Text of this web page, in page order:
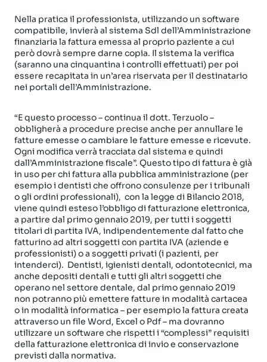
Nella pratica il professionista, utilizzando un software
compatibile, invierà al sistema Sdl dell’Amministrazione
finanziaria la fattura emessa al proprio paziente a cui
però dovrà sempre darne copia. Il sistema la verifica
(saranno una cinquantina i controlli effettuati) per poi
essere recapitata in un’area riservata per il destinatario
nei portali dell’Amministrazione.
“E questo processo – continua il dott. Terzuolo –
obbligherà a procedure precise anche per annullare le
fatture emesse o cambiare le fatture emesse e ricevute.
Ogni modifica verrà tracciata dal sistema e quindi
dall’Amministrazione fiscale”. Questo tipo di fattura è già
in uso per chi fattura alla pubblica amministrazione (per
esempio i dentisti che offrono consulenze per i tribunali
o gli ordini professionali), con la legge di Bilancio 2018,
viene quindi esteso l’obbligo di fatturazione elettronica,
a partire dal primo gennaio 2019, per tutti i soggetti
titolari di partita IVA, indipendentemente dal fatto che
fatturino ad altri soggetti con partita IVA (aziende e
professionisti) o a soggetti privati (i pazienti, per
intenderci). Dentisti, igienisti dentali, odontotecnici, ma
anche depositi dentali e tutti gli altri soggetti che
operano nel settore dentale, dal primo gennaio 2019
non potranno più emettere fatture in modalità cartacea
o in modalità informatica – per esempio la fattura creata
attraverso un file Word, Excel o Pdf – ma dovranno
utilizzare un software che rispetti i “complessi” requisiti
della fatturazione elettronica di invio e conservazione
previsti dalla normativa.